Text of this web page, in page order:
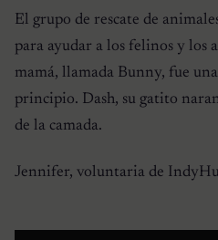
El grupo de rescate de
para ayudar a los felinos y los
mamá, llamada Bunny, fue
principio. Dash, su gatito
de la camada.
Jennifer, voluntaria de